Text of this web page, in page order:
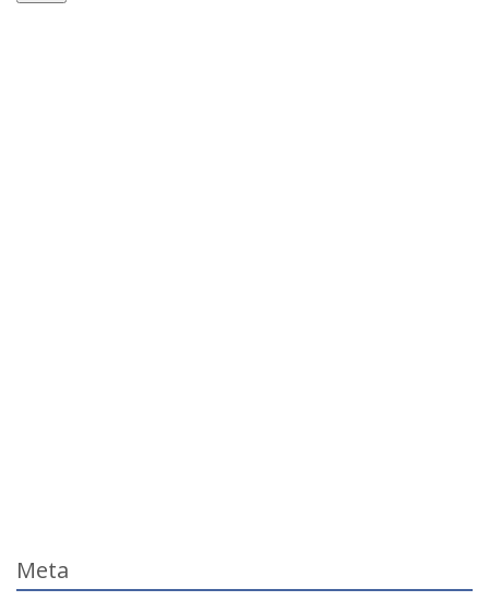
Meta